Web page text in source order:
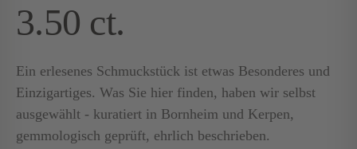
3.50 ct.
Ein erlesenes Schmuckstück ist etwas Besonderes und
Einzigartiges. Was Sie hier finden, haben wir selbst
ausgewählt - kuratiert in Bornheim und Kerpen,
gemmologisch geprüft, ehrlich beschrieben.